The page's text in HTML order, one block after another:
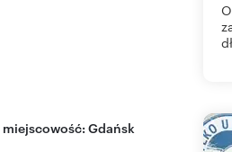
miejscowość: Gdańsk